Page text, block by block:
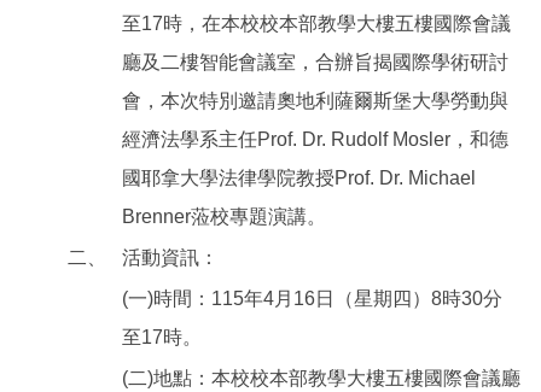
至17時，在本校校本部教學大樓五樓國際會議
廳及二樓智能會議室，合辦旨揭國際學術研討
會，本次特別邀請奧地利薩爾斯堡大學勞動與
經濟法學系主任Prof. Dr. Rudolf Mosler，和德
國耶拿大學法律學院教授Prof. Dr. Michael
Brenner蒞校專題演講。
二、
活動資訊：
(一)時間：115年4月16日（星期四）8時30分
至17時。
(二)地點：本校校本部教學大樓五樓國際會議廳